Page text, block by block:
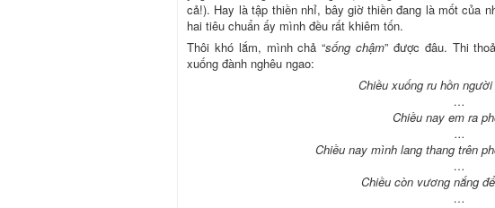
cả!). Hay là tập thiền nhỉ, bây giờ thiền đang là mốt của
hai tiêu chuẩn ấy mình đều rất khiêm tốn.
Thôi khó lắm, mình chả “sống chậm” được đâu. Thi
xuống đành nghêu ngao:
Chiều xuống ru hồn
…
Chiều nay em ra
...
Chiều nay mình lang thang trên
…
Chiều còn vương nắng
…